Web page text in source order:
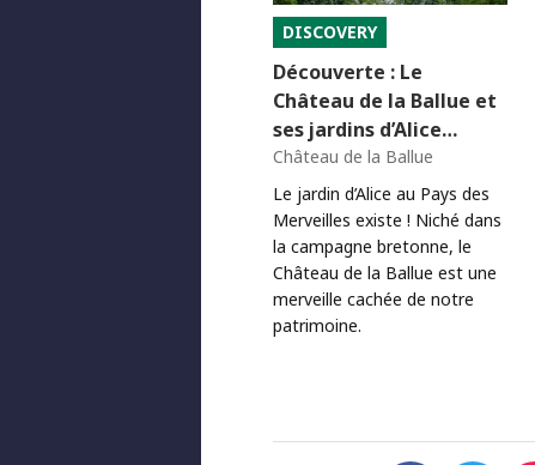
DISCOVERY
Découverte : Le
Château de la Ballue et
ses jardins d’Alice…
Château de la Ballue
Le jardin d’Alice au Pays des
Merveilles existe ! Niché dans
la campagne bretonne, le
Château de la Ballue est une
merveille cachée de notre
patrimoine.